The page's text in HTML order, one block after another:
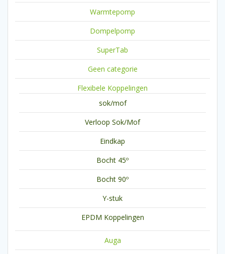
Warmtepomp
Dompelpomp
SuperTab
Geen categorie
Flexibele Koppelingen
sok/mof
Verloop Sok/Mof
Eindkap
Bocht 45º
Bocht 90º
Y-stuk
EPDM Koppelingen
Auga